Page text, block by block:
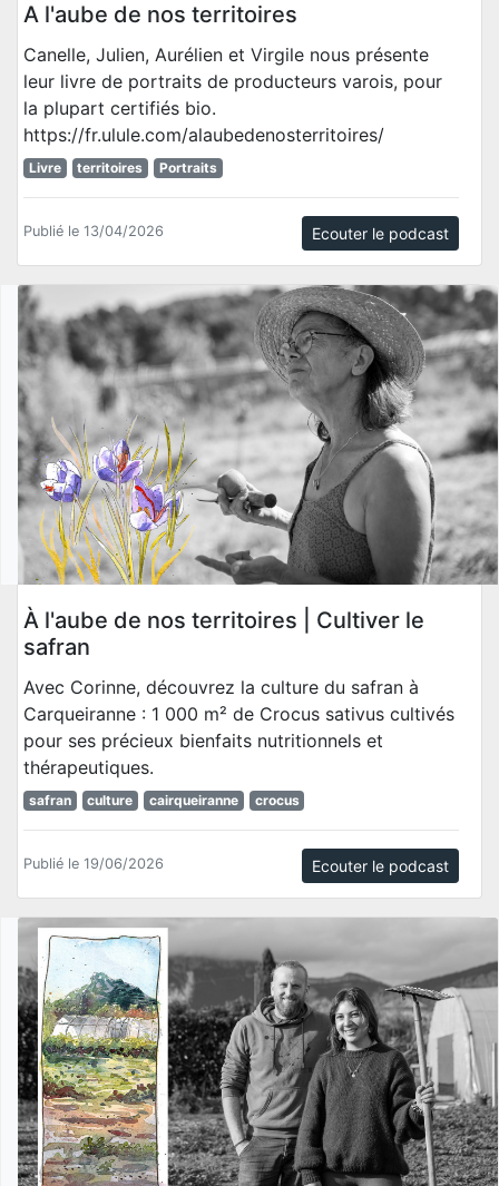
A l'aube de nos territoires
Canelle, Julien, Aurélien et Virgile nous présente
leur livre de portraits de producteurs varois, pour
la plupart certifiés bio.
https://fr.ulule.com/alaubedenosterritoires/
Livre territoires Portraits
Publié le 13/04/2026 Ecouter le podcast
À l'aube de nos territoires | Cultiver le
safran
Avec Corinne, découvrez la culture du safran à
Carqueiranne : 1 000 m² de Crocus sativus cultivés
pour ses précieux bienfaits nutritionnels et
thérapeutiques.
safran culture cairqueiranne crocus
Publié le 19/06/2026 Ecouter le podcast